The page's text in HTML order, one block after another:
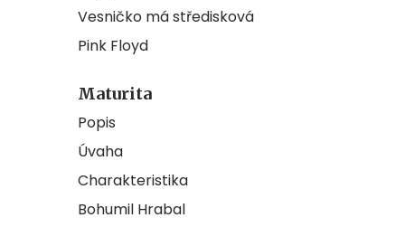
Vesničko má středisková
Pink Floyd
Maturita
Popis
Úvaha
Charakteristika
Bohumil Hrabal